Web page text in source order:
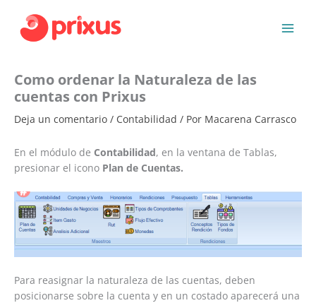
contenido
Como ordenar la Naturaleza de las
cuentas con Prixus
Deja un comentario / Contabilidad / Por Macarena Carrasco
En el módulo de Contabilidad, en la ventana de Tablas,
presionar el icono Plan de Cuentas.
Para reasignar la naturaleza de las cuentas, deben
posicionarse sobre la cuenta y en un costado aparecerá una